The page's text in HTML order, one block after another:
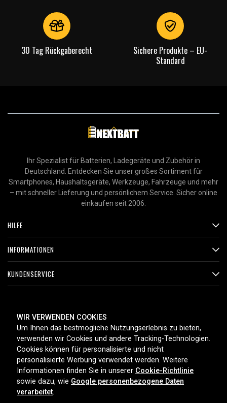
30 Tag Rückgaberecht
Sichere Produkte – EU-
Standard
Ihr Spezialist für Batterien, Ladegeräte und Zubehör in
Deutschland. Entdecken Sie unser großes Sortiment für
Smartphones, Haushaltsgeräte, Werkzeuge, Fahrzeuge und mehr
– mit schneller Lieferung und persönlichem Service. Sicher online
einkaufen seit 2006.
HILFE
INFORMATIONEN
KUNDENSERVICE
ZAHLUNGSMETHODEN
LIEFEROPTIONEN
WIR VERWENDEN COOKIES
Um Ihnen das bestmögliche Nutzungserlebnis zu bieten,
verwenden wir Cookies und andere Tracking-Technologien.
Cookies können für personalisierte und nicht
personalisierte Werbung verwendet werden. Weitere
Informationen finden Sie in unserer Cookie-Richtlinie
sowie dazu, wie Google personenbezogene Daten
verarbeitet.